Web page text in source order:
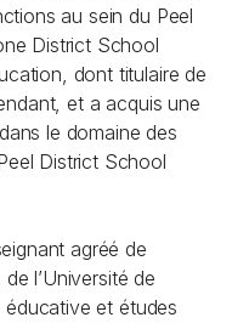
au sein du Peel
District School
dont titulaire de
et a acquis une
le domaine des
District School
agréé de
l’Université de
éducative et études